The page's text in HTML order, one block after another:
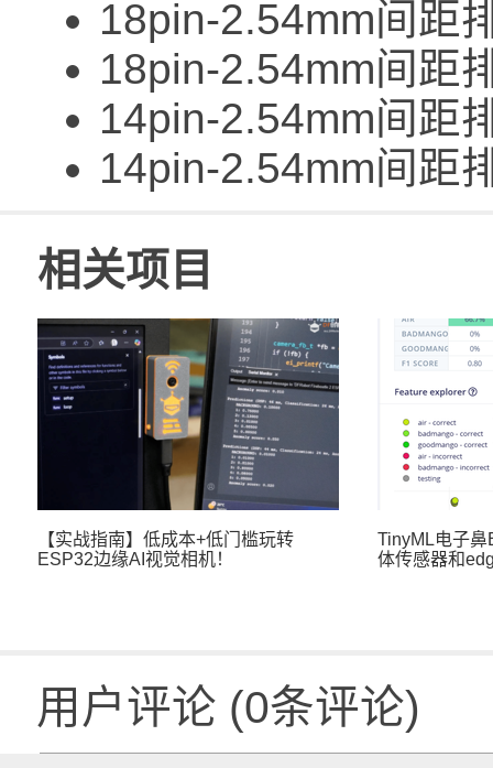
18pin-2.54mm间距
18pin-2.54mm间距
14pin-2.54mm间距
14pin-2.54mm间距
相关项目
【实战指南】低成本+低门槛玩转
ESP32边缘AI视觉相机！
TinyML电子
体传感器和
用户评论 (0条评论)